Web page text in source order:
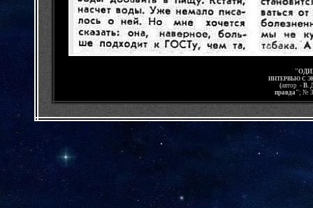
ИНТЕРВЬЮ С
(автор - В.
правда"; №